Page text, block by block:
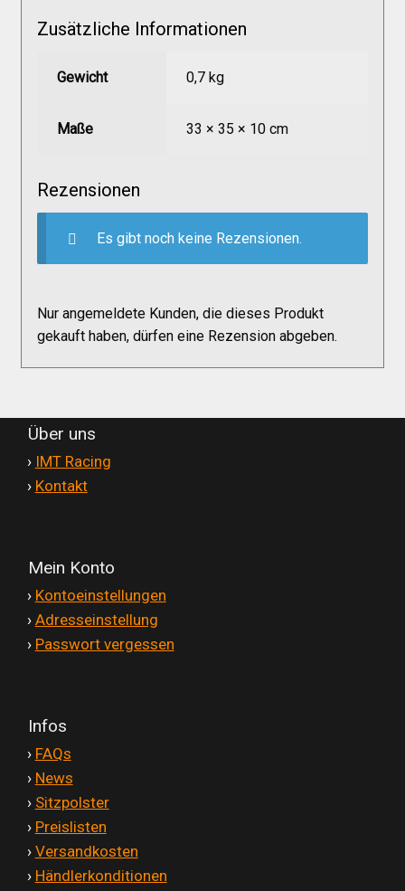
Impressum
Datenschutzerklärung
Zahlungsarten
Zusätzliche Informationen
Gewicht 0,7 kg
Maße 33 × 35 × 10 cm
Rezensionen
Es gibt noch keine Rezensionen.
Nur angemeldete Kunden, die dieses Produkt
gekauft haben, dürfen eine Rezension abgeben.
Über uns
› IMT Racing
› Kontakt
Mein Konto
› Kontoeinstellungen
› Adresseinstellung
› Passwort vergessen
Infos
› FAQs
› News
› Sitzpolster
› Preislisten
› Versandkosten
› Händlerkonditionen